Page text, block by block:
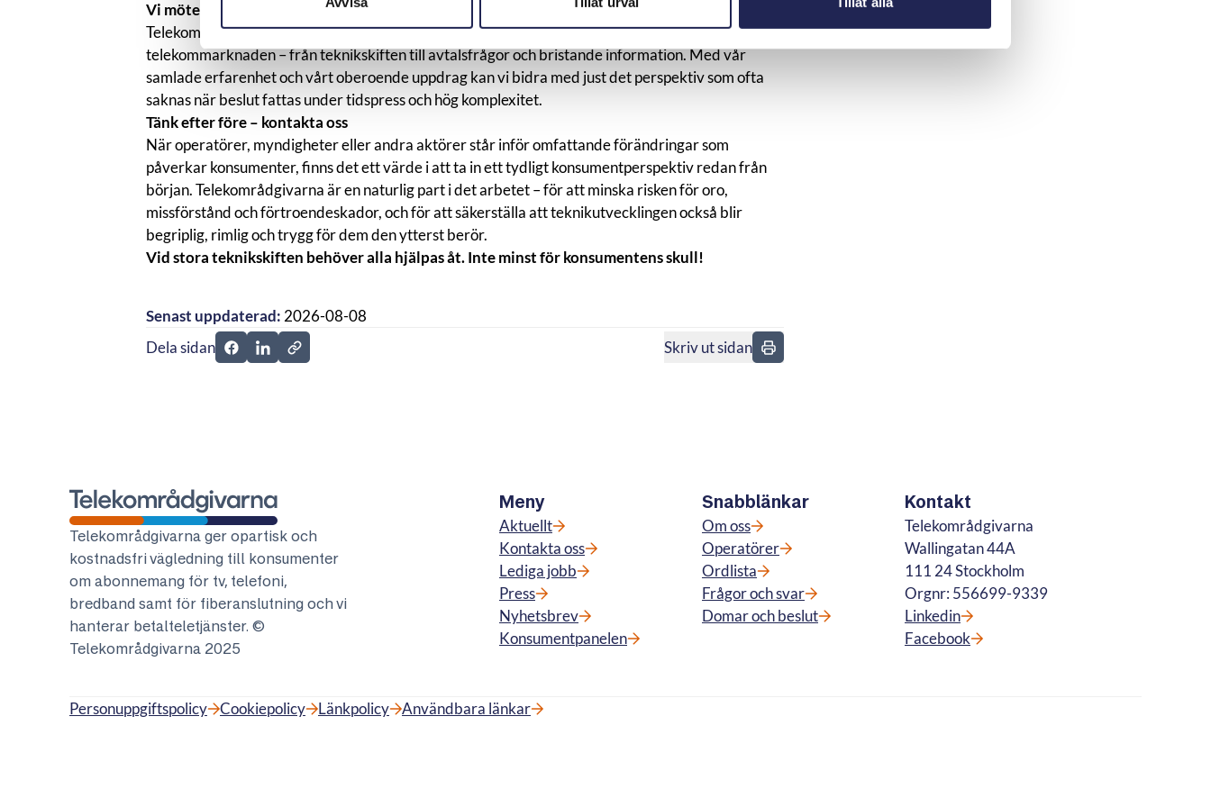
Vi möter konsumenterna
Telekområdgivarna möter dagligen konsumenter som påverkas av förändringar i
telekommarknaden – från teknikskiften till avtalsfrågor och bristande information. Med vår
samlade erfarenhet och vårt oberoende uppdrag kan vi bidra med just det perspektiv som ofta
saknas när beslut fattas under tidspress och hög komplexitet.
Tänk efter före – kontakta oss
När operatörer, myndigheter eller andra aktörer står inför omfattande förändringar som
påverkar konsumenter, finns det ett värde i att ta in ett tydligt konsumentperspektiv redan från
början. Telekområdgivarna är en naturlig part i det arbetet – för att minska risken för oro,
missförstånd och förtroendeskador, och för att säkerställa att teknikutvecklingen också blir
begriplig, rimlig och trygg för dem den ytterst berör.
Vid stora teknikskiften behöver alla hjälpas åt. Inte minst för konsumentens skull!
Senast uppdaterad: 2026-08-08
Dela sidan
Dela sidan på Facebook
Dela sidan på Linkedin
Skriv ut sidan
Telekområdgivarna
Telekområdgivarna ger opartisk och
kostnadsfri vägledning till konsumenter
om abonnemang för tv, telefoni,
bredband samt för fiberanslutning och vi
hanterar betalteletjänster. ©
Telekområdgivarna 2025
Meny
Aktuellt
Kontakta oss
Lediga jobb
Press
Nyhetsbrev
Konsumentpanelen
Snabblänkar
Om oss
Operatörer
Ordlista
Frågor och svar
Domar och beslut
Kontakt
Telekområdgivarna
Wallingatan 44A
111 24 Stockholm
Orgnr: 556699-9339
Linkedin
Facebook
Personuppgiftspolicy Cookiepolicy Länkpolicy Användbara länkar